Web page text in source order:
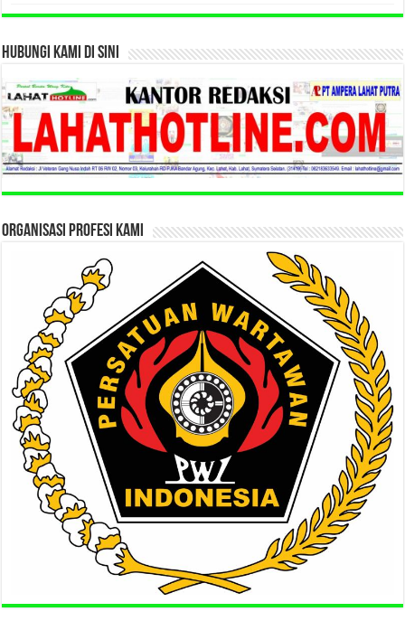
HUBUNGI KAMI DI SINI
ORGANISASI PROFESI KAMI